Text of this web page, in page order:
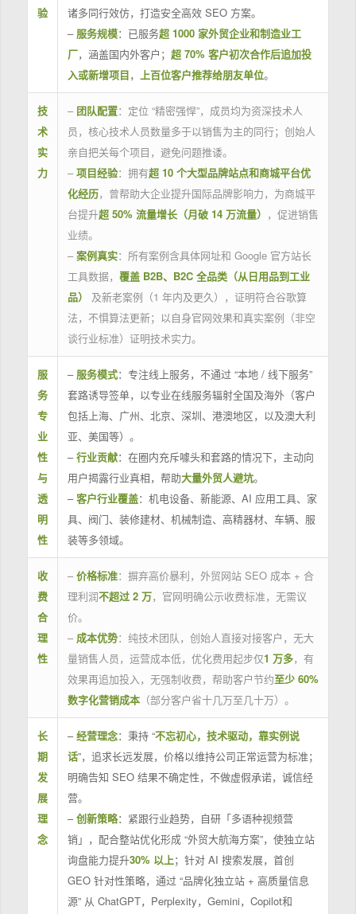
验
诸多同行效仿，打造安全高效 SEO 方案。
– 服务规模：已服务超 1000 家外贸企业和制造业工
厂，涵盖国内外客户； 超 70% 客户初次合作后追加投
入或新增项目， 上百位客户推荐给朋友单位。
技
术
实
力
– 团队配置：定位 “精密强悍”，成员均为资深技术人
员，核心技术人员数量多于以销售为主的同行；创始人
亲自把关每个项目，避免问题推诿。
– 项目经验：拥有超 10 个大型品牌站点和商城平台优
化经历，曾帮助大企业提升国际品牌影响力，为商城平
台提升超 50% 流量增长（月破 14 万流量） ，促进销售
业绩。
– 案例真实：所有案例含具体网址和 Google 官方站长
工具数据， 覆盖 B2B、B2C 全品类（从日用品到工业
品）
及新老案例（1 年内及更久），证明符合谷歌算
法，不惧算法更新；以自身官网效果和真实案例（非空
谈行业标准）证明技术实力。
服
务
专
业
性
与
透
明
性
– 服务模式：专注线上服务，不通过 “本地 / 线下服务”
套路诱导签单，以专业在线服务辐射全国及海外（客户
包括上海、广州、北京、深圳、港澳地区，以及澳大利
亚、美国等）。
–行业贡献：在圈内充斥噱头和套路的情况下，主动向
用户揭露行业真相，帮助大量外贸人避坑。
–客户行业覆盖：机电设备、新能源、AI 应用工具、家
具、阀门、装修建材、机械制造、高精器材、车辆、服
装等多领域。
收
费
合
理
性
– 价格标准：摒弃高价暴利，外贸网站 SEO 成本 + 合
理利润不超过 2 万，官网明确公示收费标准，无需议
价。
– 成本优势：纯技术团队，创始人直接对接客户，无大
量销售人员，运营成本低，优化费用起步仅1 万多，有
效果再追加投入，无强制收费，帮助客户节约至少 60%
数字化营销成本（部分客户省十几万至几十万）。
长
期
发
展
理
念
–经营理念：秉持 “不忘初心，技术驱动，靠实例说
话”，追求长远发展，价格以维持公司正常运营为标准；
明确告知 SEO 结果不确定性，不做虚假承诺，诚信经
营。
–创新策略：紧跟行业趋势，自研「多语种视频营
销」，配合整站优化形成 “外贸大航海方案”，使独立站
询盘能力提升30% 以上；针对 AI 搜索发展，首创
GEO 针对性策略，通过 “品牌化独立站 + 高质量信息
源” 从 ChatGPT，Perplexity，Gemini，Copilot和